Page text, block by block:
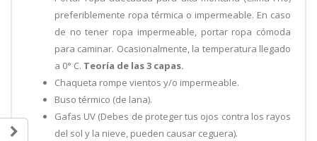
preferiblemente ropa térmica o impermeable. En caso
de no tener ropa impermeable, portar ropa cómoda
para caminar. Ocasionalmente, la temperatura llegado
a 0° C. Teoría de las 3 capas.
Chaqueta rompe vientos y/o impermeable.
Buso térmico (de lana).
Gafas UV (Debes de proteger tus ojos contra los rayos
del sol y la nieve, pueden causar ceguera).